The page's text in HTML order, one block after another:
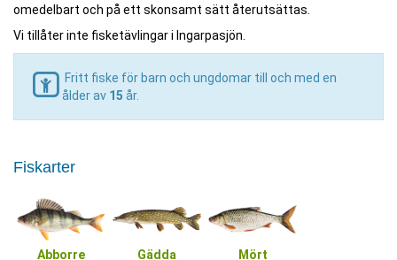
omedelbart och på ett skonsamt sätt återutsättas.
Vi tillåter inte fisketävlingar i Ingarpasjön.
Fritt fiske för barn och ungdomar till och med en
ålder av 15 år.
Fiskarter
Abborre Gädda Mört